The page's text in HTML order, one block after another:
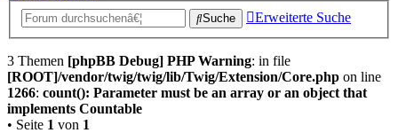
Suche Erweiterte Suche
3 Themen [phpBB Debug] PHP Warning: in file
[ROOT]/vendor/twig/twig/lib/Twig/Extension/Core.php on line
1266: count(): Parameter must be an array or an object that
implements Countable
• Seite 1 von 1